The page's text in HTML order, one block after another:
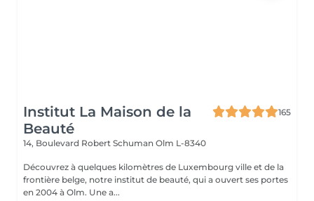
Institut La Maison de la
Beauté
165
14, Boulevard Robert Schuman Olm L-8340
Découvrez à quelques kilomètres de Luxembourg ville et de la
frontière belge, notre institut de beauté, qui a ouvert ses portes
en 2004 à Olm. Une a...